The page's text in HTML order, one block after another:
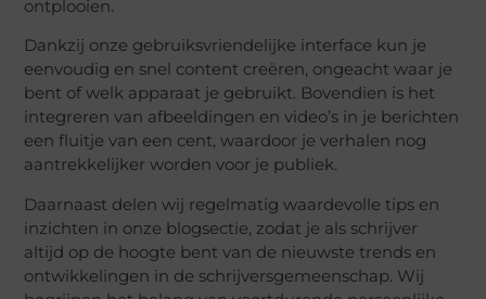
ontplooien.
Dankzij onze gebruiksvriendelijke interface kun je
eenvoudig en snel content creëren, ongeacht waar je
bent of welk apparaat je gebruikt. Bovendien is het
integreren van afbeeldingen en video’s in je berichten
een fluitje van een cent, waardoor je verhalen nog
aantrekkelijker worden voor je publiek.
Daarnaast delen wij regelmatig waardevolle tips en
inzichten in onze blogsectie, zodat je als schrijver
altijd op de hoogte bent van de nieuwste trends en
ontwikkelingen in de schrijversgemeenschap. Wij